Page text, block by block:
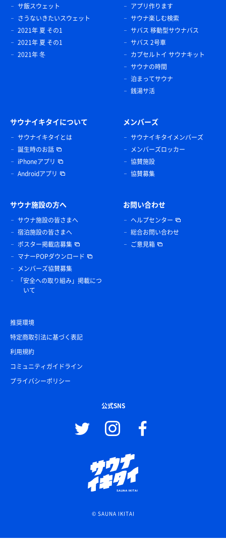
サ飯スウェット
さうないきたいスウェット
2021年 夏 その1
2021年 夏 その1
2021年 冬
アプリ作ります
サウナ楽しむ検索
サバス 移動型サウナバス
サバス 2号車
カプセルトイ サウナキット
サウナの時間
泊まってサウナ
銭湯サ活
サウナイキタイについて
サウナイキタイとは
誕生時のお話
iPhoneアプリ
Androidアプリ
メンバーズ
サウナイキタイメンバーズ
メンバーズロッカー
協賛施設
協賛募集
サウナ施設の方へ
サウナ施設の皆さまへ
宿泊施設の皆さまへ
ポスター掲載店募集
マナーPOPダウンロード
メンバーズ協賛募集
「安全への取り組み」掲載につ
いて
お問い合わせ
ヘルプセンター
総合お問い合わせ
ご意見箱
推奨環境
特定商取引法に基づく表記
利用規約
コミュニティガイドライン
プライバシーポリシー
公式SNS
© SAUNA IKITAI